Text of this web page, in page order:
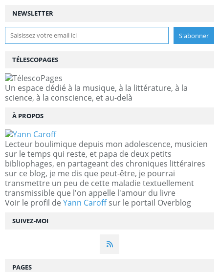
NEWSLETTER
SUIVEZ-MOI
TÉLESCOPAGES
Un espace dédié à la musique, à la littérature, à la
science, à la conscience, et au-delà
À PROPOS
Lecteur boulimique depuis mon adolescence, musicien
sur le temps qui reste, et papa de deux petits
bibliophages, en partageant des chroniques littéraires
sur ce blog, je me dis que peut-être, je pourrai
transmettre un peu de cette maladie textuellement
transmissible que l'on appelle l'amour du livre
Voir le profil de Yann Caroffsur le portail Overblog
PAGES